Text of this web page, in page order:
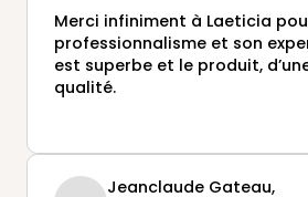
Merci infiniment à Laeticia
professionnalisme et son
est superbe et le produit,
qualité.
Jeanclaude Gateau,